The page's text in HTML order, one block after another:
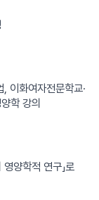
이화여자전문학교·
학 강의
양학적 연구」로